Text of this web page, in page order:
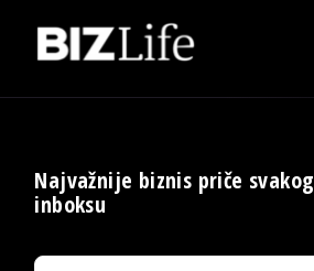
Najvažnije biznis priče
inboksu